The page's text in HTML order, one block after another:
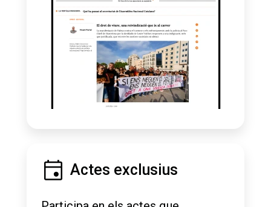
Actes exclusius